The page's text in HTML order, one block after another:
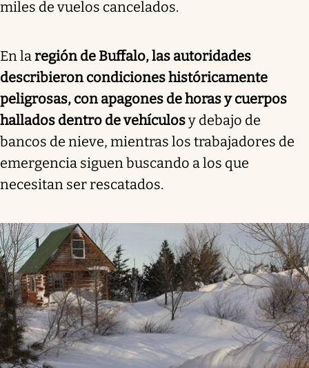
miles de vuelos cancelados.
En laregión de Buffalo, las autoridades
describieron condiciones históricamente
peligrosas, con apagones de horas y cuerpos
hallados dentro de vehículosy debajo de
bancos de nieve, mientras los trabajadores de
emergencia siguen buscando a los que
necesitan ser rescatados.